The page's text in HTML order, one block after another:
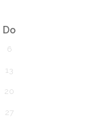
Do
6
13
20
27